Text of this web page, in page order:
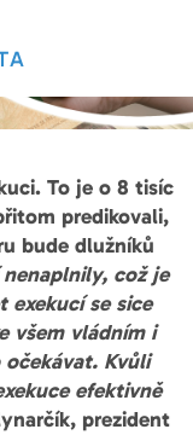
To je o 8 tisíc
predikovali,
bude dlužníků
což je
exekucí se sice
všem vládním i
Kvůli
efektivně
prezident